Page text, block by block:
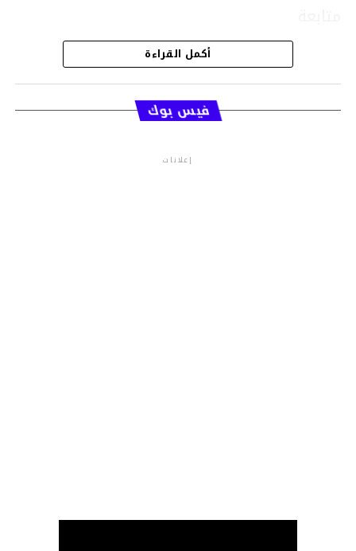
قسم الاخبار
أكمل القراءة
فيس بوك
إعلانات